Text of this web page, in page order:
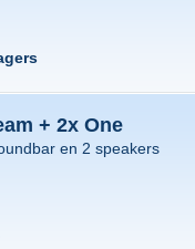
+ 2x One
en 2 speakers